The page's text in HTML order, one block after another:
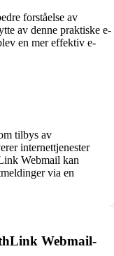
forståelse av
av denne praktiske e-
en mer effektiv e-
tilbys av
internettjenester
Webmail kan
via en
Webmail-